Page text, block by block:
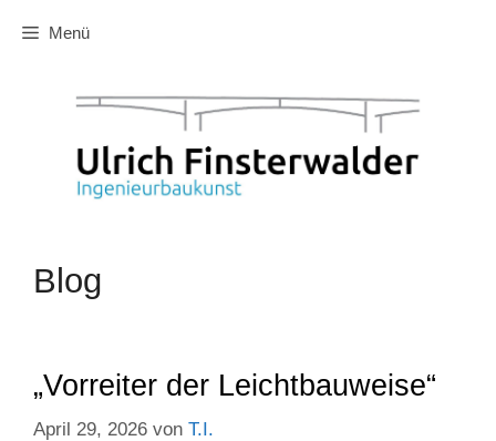
Inhalt Menü
Blog
„Vorreiter der Leichtbauweise“
April 29, 2026 von T.I.